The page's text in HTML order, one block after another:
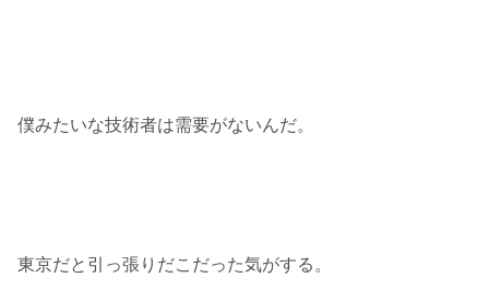
僕みたいな技術者は需要がないんだ。
東京だと引っ張りだこだった気がする。